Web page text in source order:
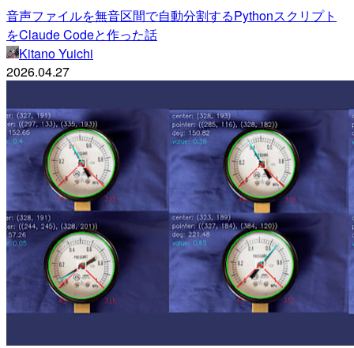
音声ファイルを無音区間で自動分割するPythonスクリプト
をClaude Codeと作った話
Kitano Yuichi
2026.04.27